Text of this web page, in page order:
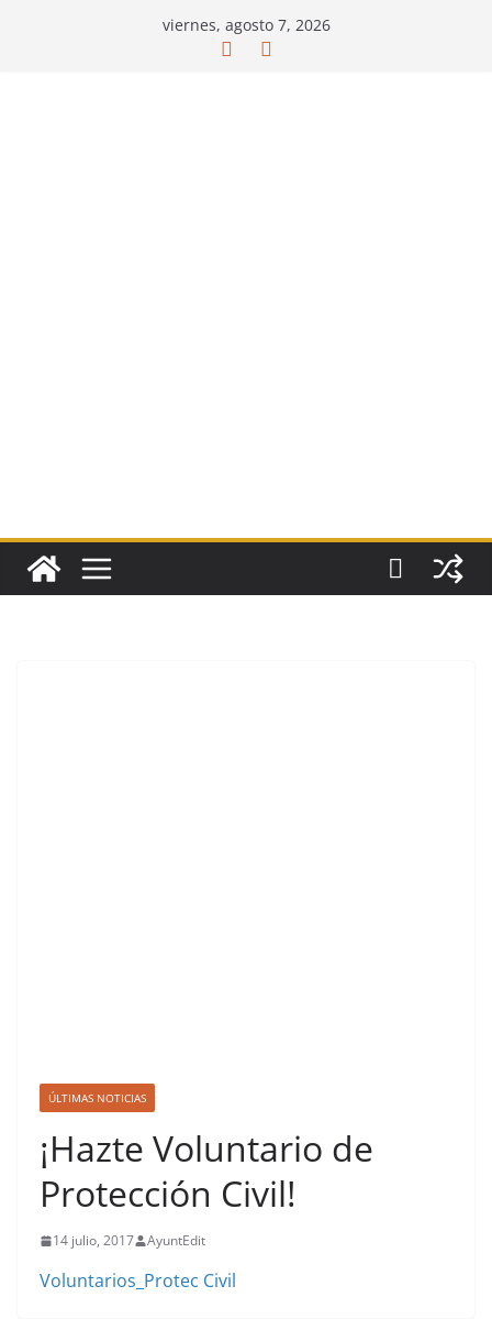
viernes, agosto 7, 2026
ÚLTIMAS NOTICIAS
¡Hazte Voluntario de
Protección Civil!
14 julio, 2017 AyuntEdit
Voluntarios_Protec Civil